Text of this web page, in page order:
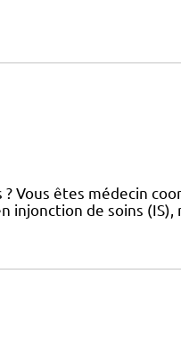
Vous êtes médecin
injonction de soins